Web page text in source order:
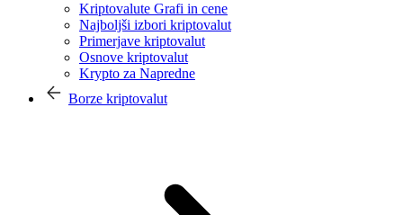
Kriptovalute Grafi in cene
Najboljši izbori kriptovalut
Primerjave kriptovalut
Osnove kriptovalut
Krypto za Napredne
Borze kriptovalut